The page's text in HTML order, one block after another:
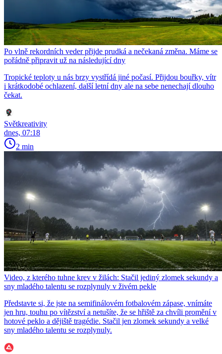
Po vlně rekordních veder přijde prudká a nečekaná změna. Máme se
pořádně připravit už na následující dny
Tropické teploty u nás brzy vystřídá jiné počasí. Přijdou bouřky, vítr
i krátkodobé ochlazení, další letní dny ale na sebe nenechají dlouho
čekat.
Světkreativity
dnes, 07:18
2 min
Video, z kterého tuhne krev v žilách: Stačil jediný zlomek sekundy a
sny mladého talentu se rozplynuly v živém pekle
Představte si, že jste na semifinálovém fotbalovém zápase, vnímáte
jen hru, touhu po vítězství a netušíte, že se hřiště za chvíli promění v
hotové peklo a dějiště tragédie. Stačil jen zlomek sekundy a velké
sny mladého talentu se rozplynuly.